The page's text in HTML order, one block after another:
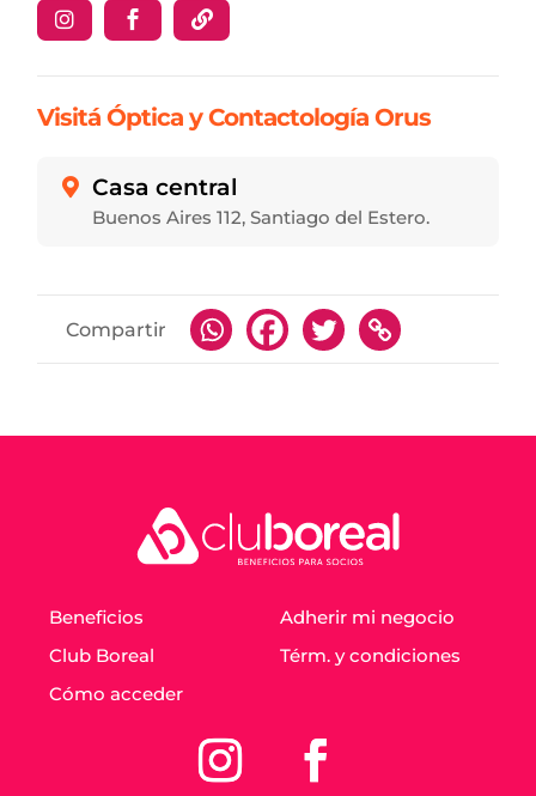
  
Visitá Óptica y Contactología Orus
 Casa central
Buenos Aires 112, Santiago del Estero.
Compartir
Beneficios
Club Boreal
Cómo acceder
Adherir mi negocio
Térm. y condiciones